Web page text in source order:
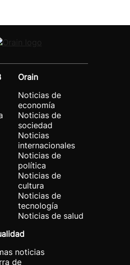
Orain
Noticias de
economía
Noticias de
sociedad
Noticias
internacionales
Noticias de
política
Noticias de
cultura
Noticias de
tecnología
Noticias de salud
noticias
de